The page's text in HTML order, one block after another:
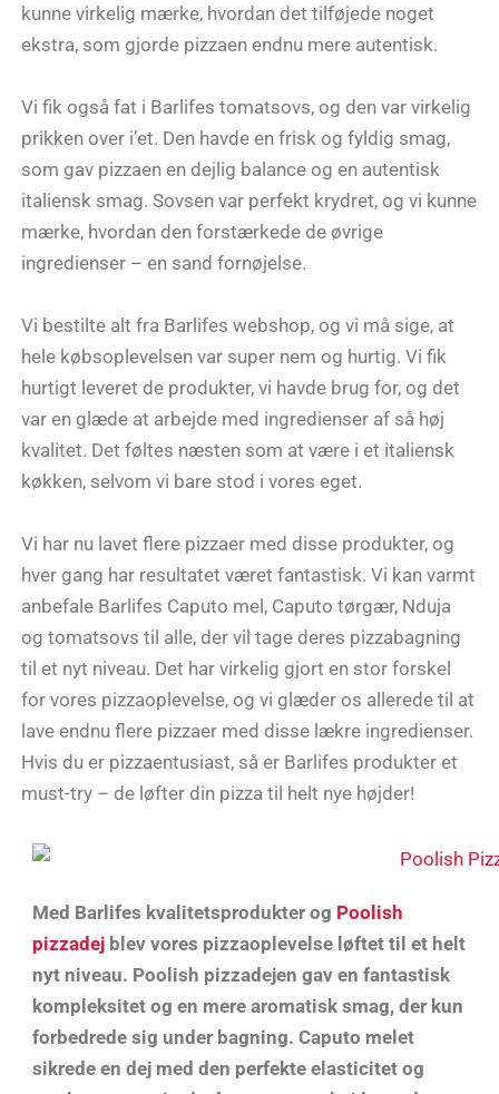
kunne virkelig mærke, hvordan det tilføjede noget
ekstra, som gjorde pizzaen endnu mere autentisk.
Vi fik også fat i Barlifes tomatsovs, og den var virkelig
prikken over i’et. Den havde en frisk og fyldig smag,
som gav pizzaen en dejlig balance og en autentisk
italiensk smag. Sovsen var perfekt krydret, og vi kunne
mærke, hvordan den forstærkede de øvrige
ingredienser – en sand fornøjelse.
Vi bestilte alt fra Barlifes webshop, og vi må sige, at
hele købsoplevelsen var super nem og hurtig. Vi fik
hurtigt leveret de produkter, vi havde brug for, og det
var en glæde at arbejde med ingredienser af så høj
kvalitet. Det føltes næsten som at være i et italiensk
køkken, selvom vi bare stod i vores eget.
Vi har nu lavet flere pizzaer med disse produkter, og
hver gang har resultatet været fantastisk. Vi kan varmt
anbefale Barlifes Caputo mel, Caputo tørgær, Nduja
og tomatsovs til alle, der vil tage deres pizzabagning
til et nyt niveau. Det har virkelig gjort en stor forskel
for vores pizzaoplevelse, og vi glæder os allerede til at
lave endnu flere pizzaer med disse lækre ingredienser.
Hvis du er pizzaentusiast, så er Barlifes produkter et
must-try – de løfter din pizza til helt nye højder!
Med Barlifes kvalitetsprodukter og Poolish
pizzadej blev vores pizzaoplevelse løftet til et helt
nyt niveau. Poolish pizzadejen gav en fantastisk
kompleksitet og en mere aromatisk smag, der kun
forbedrede sig under bagning. Caputo melet
sikrede en dej med den perfekte elasticitet og